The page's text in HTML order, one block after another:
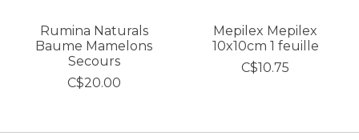
Rumina Naturals
Baume Mamelons
Secours
C$20.00
Mepilex Mepilex
10x10cm 1 feuille
C$10.75